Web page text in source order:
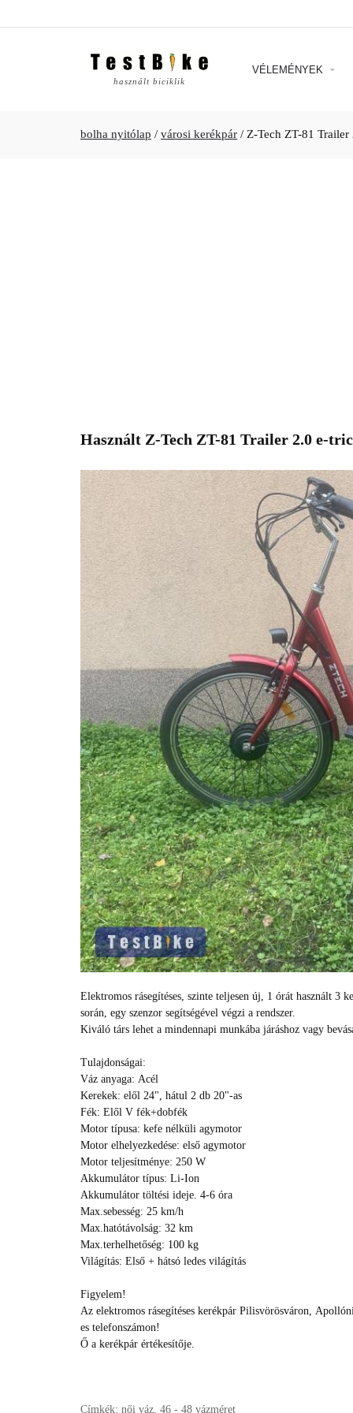
használt biciklik
VÉLEMÉNYEK
bolha nyitólap / városi kerékpár / Z-Tech ZT-81
Használt Z-Tech ZT-81 Trailer 2.0 e-
Elektromos rásegítéses, szinte teljesen új, 1 órát használt 3
során, egy szenzor segítségével végzi a rendszer.
Kiváló társ lehet a mindennapi munkába járáshoz vagy
Tulajdonságai:
Váz anyaga: Acél
Kerekek: elől 24", hátul 2 db 20"-as
Fék: Elől V fék+dobfék
Motor típusa: kefe nélküli agymotor
Motor elhelyezkedése: első agymotor
Motor teljesítménye: 250 W
Akkumulátor típus: Li-Ion
Akkumulátor töltési ideje. 4-6 óra
Max.sebesség: 25 km/h
Max.hatótávolság: 32 km
Max.terhelhetőség: 100 kg
Világítás: Első + hátsó ledes világítás
Figyelem!
Az elektromos rásegítéses kerékpár Pilisvörösváron,
es telefonszámon!
Ő a kerékpár értékesítője.
Címkék: női váz 46 - 48 vázméret